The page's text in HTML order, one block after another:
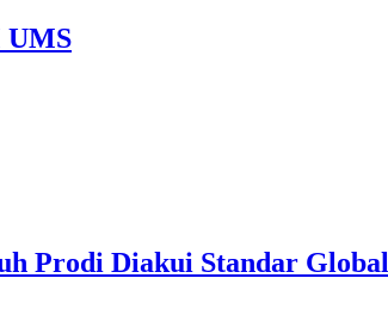
UMS
Prodi Diakui Standar Global